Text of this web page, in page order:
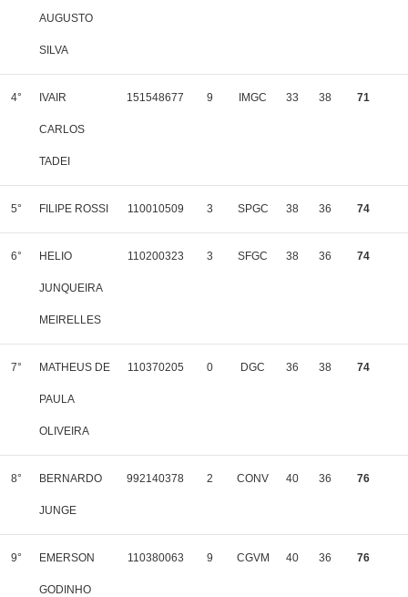
AUGUSTO
SILVA
4° IVAIR
CARLOS
TADEI
151548677 9 IMGC 33 38 71
5° FILIPE ROSSI 110010509 3 SPGC 38 36 74
6° HELIO
JUNQUEIRA
MEIRELLES
110200323 3 SFGC 38 36 74
7° MATHEUS DE
PAULA
OLIVEIRA
110370205 0 DGC 36 38 74
8° BERNARDO
JUNGE
992140378 2 CONV 40 36 76
9° EMERSON
GODINHO
110380063 9 CGVM 40 36 76